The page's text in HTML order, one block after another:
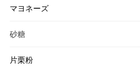
マヨネーズ
砂糖
片栗粉